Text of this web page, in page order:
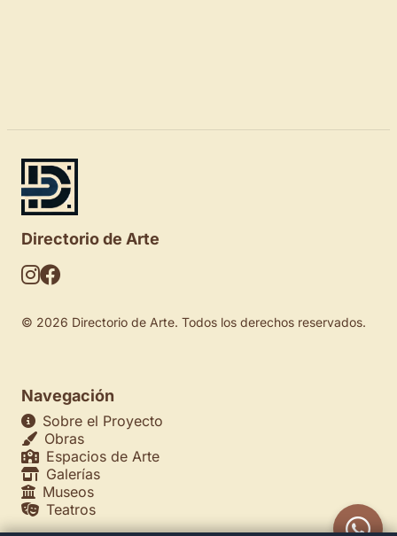
Directorio de Arte
© 2026 Directorio de Arte. Todos los derechos reservados.
Navegación
Sobre el Proyecto
Obras
Espacios de Arte
Galerías
Museos
Teatros